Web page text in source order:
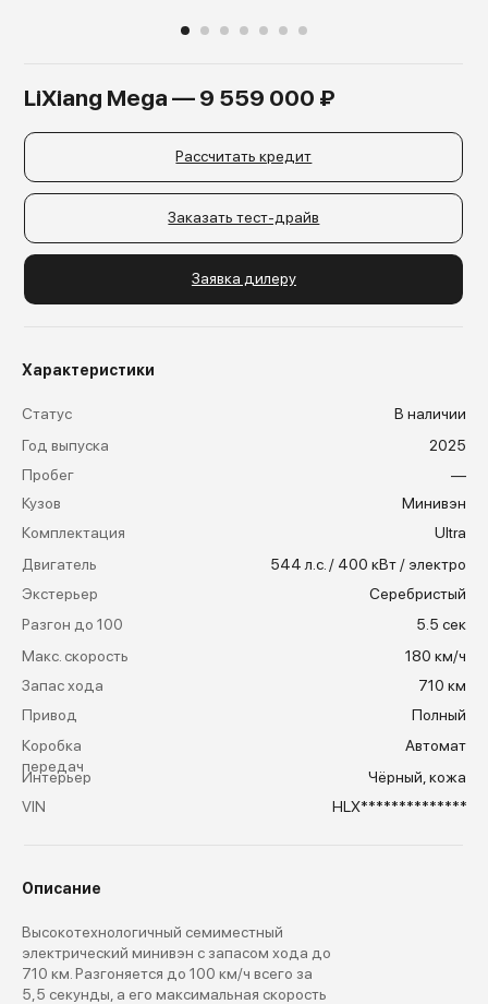
LiXiang Mega — 9 559 000 ₽
Заказать тест-драйв
Заявка дилеру
Заказать тест-драйв
Рассчитать кредит
Рассчитать кредит
Описание
5.5 сек
В наличии
Разгон до 100
Статус
180 км/ч
2025
Макс. скорость
Год выпуска
710 км
—
Запас хода
Пробег
Ultra
Комплектация
544 л.с. / 400 кВт / электро
Двигатель
Серебристый
Экстерьер
Минивэн
Кузов
Полный
Привод
Высокотехнологичный семиместный
электрический минивэн с запасом хода до
710 км. Разгоняется до 100 км/ч всего за
5,5 секунды, а его максимальная скорость
Автомат
Коробка
передач
Чёрный, кожа
Интерьер
HLX**************
VIN
Характеристики